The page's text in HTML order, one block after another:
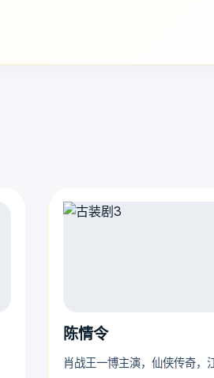
陈情令
肖战王一博主演，仙侠传奇，